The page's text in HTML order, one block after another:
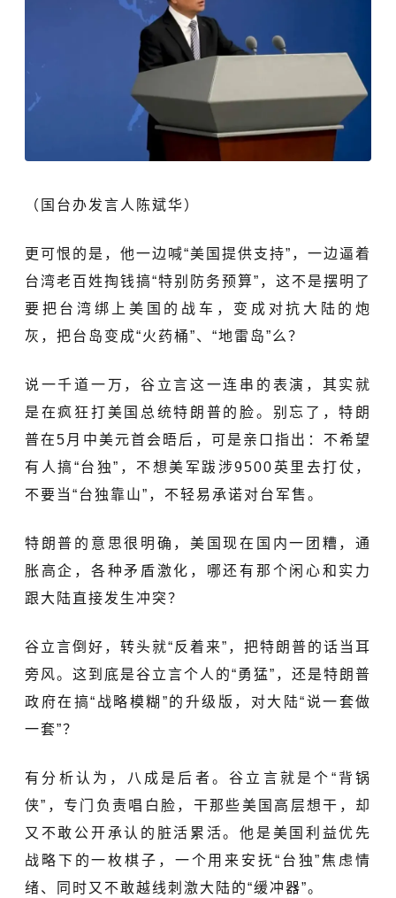
（国台办发言人陈斌华）
更可恨的是，他一边喊“美国提供支持”，一边逼着
台湾老百姓掏钱搞“特别防务预算”，这不是摆明了
要把台湾绑上美国的战车，变成对抗大陆的炮
灰，把台岛变成“火药桶”、“地雷岛”么？
说一千道一万，谷立言这一连串的表演，其实就
是在疯狂打美国总统特朗普的脸。别忘了，特朗
普在5月中美元首会晤后，可是亲口指出：不希望
有人搞“台独”，不想美军跋涉9500英里去打仗，
不要当“台独靠山”，不轻易承诺对台军售。
特朗普的意思很明确，美国现在国内一团糟，通
胀高企，各种矛盾激化，哪还有那个闲心和实力
跟大陆直接发生冲突？
谷立言倒好，转头就“反着来”，把特朗普的话当耳
旁风。这到底是谷立言个人的“勇猛”，还是特朗普
政府在搞“战略模糊”的升级版，对大陆“说一套做
一套”？
有分析认为，八成是后者。谷立言就是个“背锅
侠”，专门负责唱白脸，干那些美国高层想干，却
又不敢公开承认的脏活累活。他是美国利益优先
战略下的一枚棋子，一个用来安抚“台独”焦虑情
绪、同时又不敢越线刺激大陆的“缓冲器”。